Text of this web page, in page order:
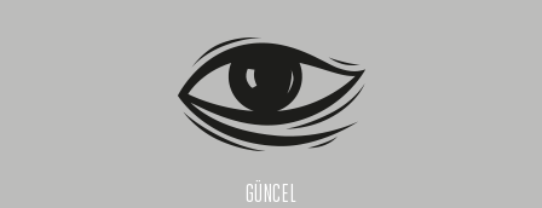
GÜNCEL